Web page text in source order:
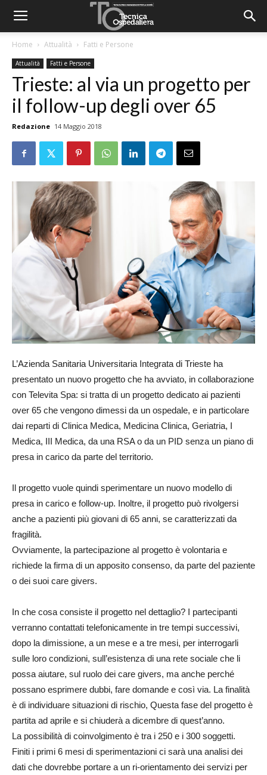
Home Attualità Fatti e Persone
Attualità Fatti e Persone
Trieste: al via un progetto per
il follow-up degli over 65
Redazione 14 Maggio 2018
L’Azienda Sanitaria Universitaria Integrata di Trieste ha
presentato un nuovo progetto che ha avviato, in collaborazione
con Televita Spa: si tratta di un progetto dedicato ai pazienti
over 65 che vengono dimessi da un ospedale, e in particolare
dai reparti di Clinica Medica, Medicina Clinica, Geriatria, I
Medica, III Medica, da una RSA o da un PID senza un piano di
presa in carico da parte del territorio.
Il progetto vuole quindi sperimentare un nuovo modello di
presa in carico e follow-up. Inoltre, il progetto può rivolgersi
anche a pazienti più giovani di 65 anni, se caratterizzati da
fragilità.
Ovviamente, la partecipazione al progetto è volontaria e
richiede la firma di un apposito consenso, da parte del paziente
o dei suoi care givers.
In che cosa consiste il progetto nel dettaglio? I partecipanti
verranno contattati telefonicamente in tre tempi successivi,
dopo la dimissione, a un mese e a tre mesi, per interrogarli
sulle loro condizioni, sull’esistenza di una rete sociale che li
possa aiutare, sul ruolo dei care givers, ma anche perché
possano esprimere dubbi, fare domande e così via. La finalità
è di individuare situazioni di rischio, Questa fase del progetto è
partita ad aprile e si chiuderà a dicembre di quest’anno.
La possibilità di coinvolgimento è tra i 250 e i 300 soggetti.
Finiti i primi 6 mesi di sperimentazioni ci sarà una analisi dei
dati che dovrebbe portare a un ri-orientamento dei servizi per